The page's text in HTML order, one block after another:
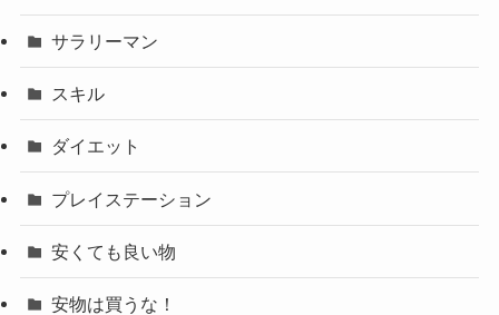
サラリーマン
スキル
ダイエット
プレイステーション
安くても良い物
安物は買うな！